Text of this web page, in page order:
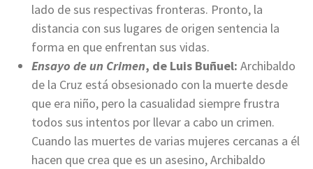
lado de sus respectivas fronteras. Pronto, la
distancia con sus lugares de origen sentencia la
forma en que enfrentan sus vidas.
Ensayo de un Crimen, de Luis Buñuel: Archibaldo
de la Cruz está obsesionado con la muerte desde
que era niño, pero la casualidad siempre frustra
todos sus intentos por llevar a cabo un crimen.
Cuando las muertes de varias mujeres cercanas a él
hacen que crea que es un asesino, Archibaldo